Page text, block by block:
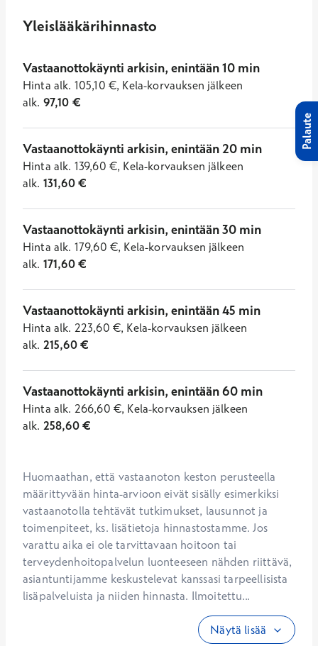
Yleislääkärihinnasto
Vastaanottokäynti arkisin, enintään 10 min
Hinta alk. 105,10 €, Kela-korvauksen jälkeen
alk. 97,10 €
Vastaanottokäynti arkisin, enintään 20 min
Hinta alk. 139,60 €, Kela-korvauksen jälkeen
alk. 131,60€
Vastaanottokäynti arkisin, enintään 30 min
Hinta alk. 179,60 €, Kela-korvauksen jälkeen
alk. 171,60€
Vastaanottokäynti arkisin, enintään 45 min
Hinta alk. 223,60 €, Kela-korvauksen jälkeen
alk. 215,60€
Vastaanottokäynti arkisin, enintään 60 min
Hinta alk. 266,60 €, Kela-korvauksen jälkeen
alk. 258,60€
Huomaathan, että vastaanoton keston perusteella
määrittyvään hinta-arvioon eivät sisälly esimerkiksi
vastaanotolla tehtävät tutkimukset, lausunnot ja
toimenpiteet, ks. lisätietoja hinnastostamme. Jos
varattu aika ei ole tarvittavaan hoitoon tai
terveydenhoitopalvelun luonteeseen nähden riittävä,
asiantuntijamme keskustelevat kanssasi tarpeellisista
lisäpalveluista ja niiden hinnasta. Ilmoitettu...
Näytä lisää
Palaute